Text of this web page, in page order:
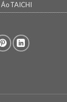
Áo TAICHI